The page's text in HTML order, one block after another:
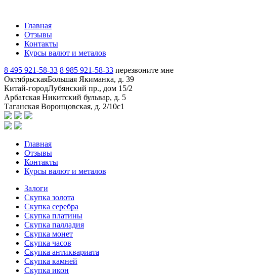
Главная
Отзывы
Контакты
Курсы валют и металов
8 495 921-58-33 8 985 921-58-33 перезвоните мне
ОктябрьскаяБольшая Якиманка, д. 39
Китай-городЛубянский пр., дом 15/2
Арбатская Никитский бульвар, д. 5
Таганская Воронцовская, д. 2/10с1
Главная
Отзывы
Контакты
Курсы валют и металов
Залоги
Скупка золота
Скупка серебра
Скупка платины
Скупка палладия
Скупка монет
Скупка часов
Скупка антиквариата
Скупка камней
Скупка икон